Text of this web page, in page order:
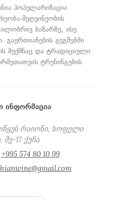
პოპულარიზაცია
მეღვინეობის
ბაზარზე, ისე
გაერთიანების გეგმებში
შექმნაც და ტრადიციული
ტრენინგების
ᲘᲜᲤᲝᲠᲛᲐᲪᲘᲐ
რაიონი, სოფელი
მე-17 ქუჩა
+995 574 80 10 99